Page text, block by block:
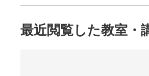
最近閲覧した教室・